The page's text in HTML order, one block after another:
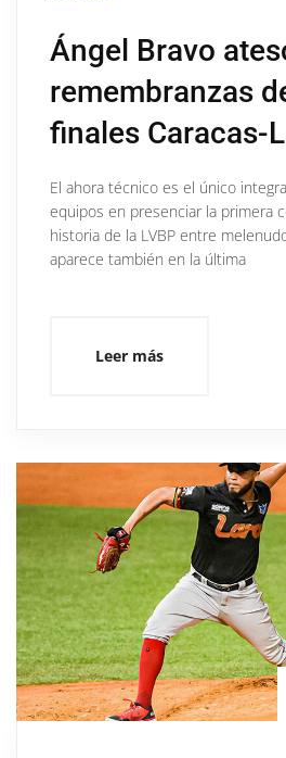
Ángel Bravo
remembranzas
finales Caracas-
El ahora técnico es el único
equipos en presenciar la primera
historia de la LVBP entre
aparece también en la última
Leer más